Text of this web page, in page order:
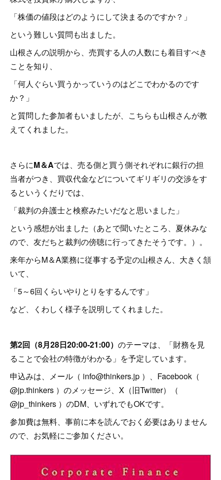
「株価の値段はどのようにして決まるのですか？」
という難しい質問も出ました。
山根さんの説明から、売買する人の人数にも着目すべき
ことを知り、
「何人ぐらい買うかっていうのはどこでわかるのです
か？」
と質問した参加者もいましたが、こちらも山根さんが教
えてくれました。
さらにM＆Aでは、売る側と買う側それぞれに銀行の担
当者がつき、買収代金などについてギリギリの交渉をす
るというくだりでは、
「裁判の弁護士と検察みたいだなと思いました」
という感想が出ました（あとで聞いたところ、夏休みな
ので、友だちと裁判の傍聴に行ってきたそうです。）。
来年からM＆A業務に従事する予定の山根さん、大きく頷
いて、
「5～6回くらいやりとりをするんです」
など、くわしく様子を説明してくれました。
第2回（8月28日20:00-21:00） のテーマは、「財務を見
ることで会社の特徴がわかる」を予定しています。
申込みは、メール（ info@thinkers.jp ）、Facebook（
@jp.thinkers ）のメッセージ、X（旧Twitter）（
@jp_thinkers ）のDM、いずれでもOKです。
参加費は無料、事前に本を読んでおく必要はありません
ので、お気軽にご参加ください。